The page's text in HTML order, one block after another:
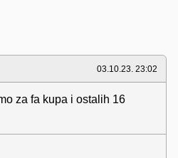
03.10.23. 23:02
za fa kupa i ostalih 16